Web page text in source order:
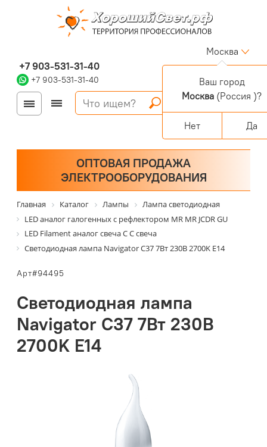
+7 903-531-31-40
+7 903-531-31-40
Москва
Войти
Регистрация
Корзина
0 позиций
Персональный раздел
ОПТОВАЯ ПРОДАЖА
ЭЛЕКТРООБОРУДОВАНИЯ
Главная Каталог Лампы
Лампа светодиодная
LED аналог галогенных с рефлектором MR MR JCDR GU
LED Filament аналог свеча С С свеча
Светодиодная лампа Navigator C37 7Вт 230В 2700K E14
Арт#94495
Светодиодная лампа
Navigator C37 7Вт 230В
2700K E14
Ваш город
Москва (Россия )?
Нет Да